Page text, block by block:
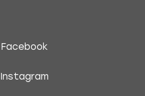
Facebook
Instagram